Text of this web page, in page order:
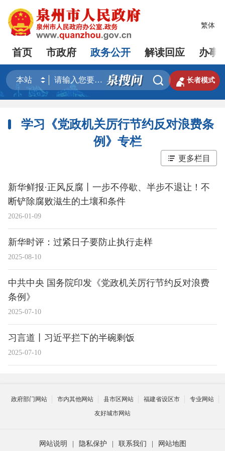
繁体
首页 市政府 政务公开 解读回应 办事
  长者模式
学习《党政机关厉行节约反对浪费条
例》专栏
更多栏目
2026-01-09
新华鲜报·正风反腐丨一步不停歇、半步不退让！不
断铲除腐败滋生的土壤和条件
2025-08-10
新华时评：过紧日子要防止执行走样
2025-07-10
中共中央 国务院印发《党政机关厉行节约反对浪费
条例》
2025-07-10
习言道丨习近平拦下的半碗剩饭
政府部门网站 市内其他网站 县市区网站 福建省设区市
专业网站
友好城市网站
网站说明 隐私保护 联系我们 网站地图